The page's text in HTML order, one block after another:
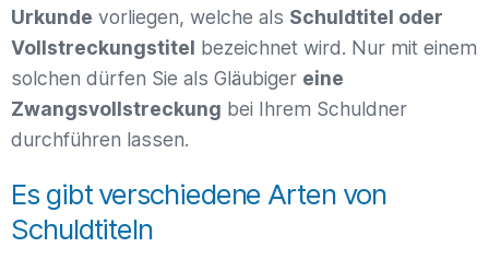
Urkunde vorliegen, welche als Schuldtitel oder
Vollstreckungstitel bezeichnet wird. Nur mit einem
solchen dürfen Sie als Gläubiger eine
Zwangsvollstreckung bei Ihrem Schuldner
durchführen lassen.
Es gibt verschiedene Arten von
Schuldtiteln